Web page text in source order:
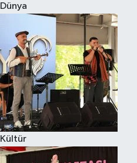
Dünya
Kültür